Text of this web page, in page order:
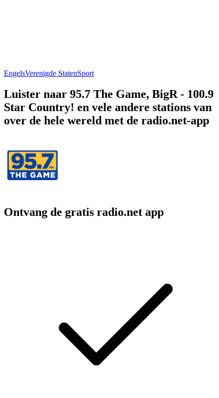
EngelsVerenigde StatenSport
Luister naar 95.7 The Game, BigR - 100.9
Star Country! en vele andere stations van
over de hele wereld met de radio.net-app
Ontvang de gratis radio.net app